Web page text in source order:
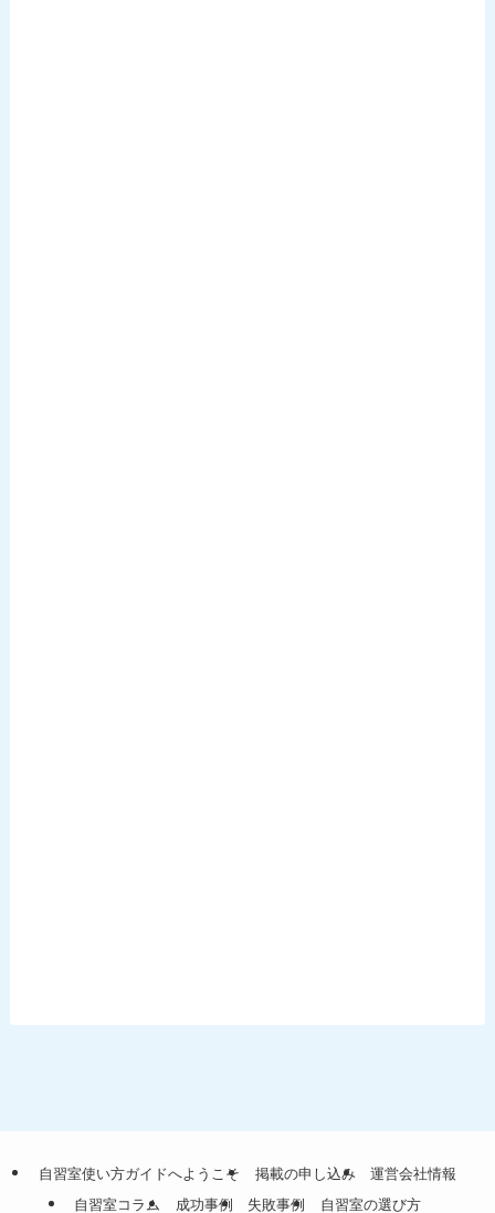
自習室使い方ガイドへようこそ 掲載の申し込み
運営会社情報
自習室コラム
成功事例 失敗事例 自習室の選び方